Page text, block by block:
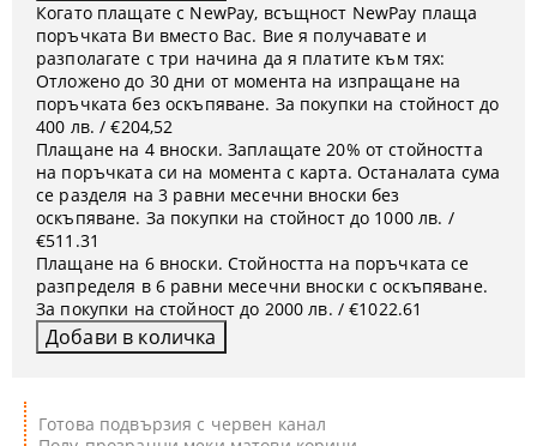
Готова подвързия с червен канал
Когато плащате с NewPay, всъщност NewPay плаща
поръчката Ви вместо Вас. Вие я получавате и
разполагате с три начина да я платите към тях:
Отложено до 30 дни от момента на изпращане на
поръчката без оскъпяване. За покупки на стойност до
400 лв. / €204,52
Плащане на 4 вноски. Заплащате 20% от стойността
на поръчката си на момента с карта. Останалата сума
се разделя на 3 равни месечни вноски без
оскъпяване. За покупки на стойност до 1000 лв. /
€511.31
Плащане на 6 вноски. Стойността на поръчката се
разпределя в 6 равни месечни вноски с оскъпяване.
За покупки на стойност до 2000 лв. / €1022.61